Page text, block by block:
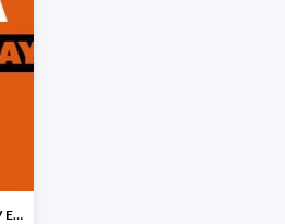
Black Friday dogrywka w RTV EURO AGD